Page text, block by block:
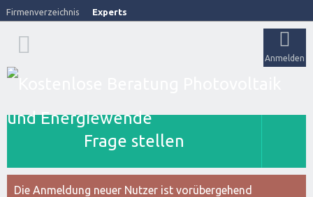
Firmenverzeichnis Experts
Anmelden
Frage stellen
Die Anmeldung neuer Nutzer ist vorübergehend